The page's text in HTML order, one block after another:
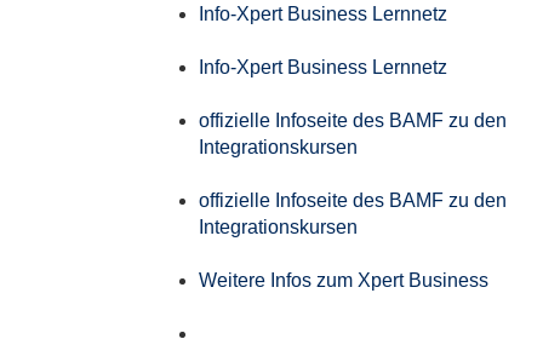
Info-Xpert Business Lernnetz
Info-Xpert Business Lernnetz
offizielle Infoseite des BAMF zu den
Integrationskursen
offizielle Infoseite des BAMF zu den
Integrationskursen
Weitere Infos zum Xpert Business